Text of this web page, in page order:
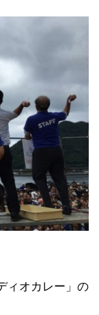
ィオカレー」の